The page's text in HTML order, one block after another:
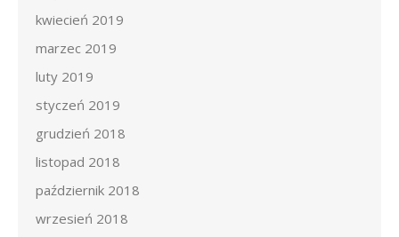
kwiecień 2019
marzec 2019
luty 2019
styczeń 2019
grudzień 2018
listopad 2018
październik 2018
wrzesień 2018